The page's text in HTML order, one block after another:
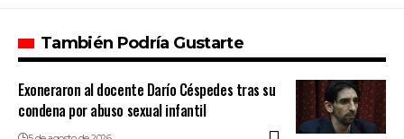
También Podría Gustarte
Exoneraron al docente Darío Céspedes tras su
condena por abuso sexual infantil